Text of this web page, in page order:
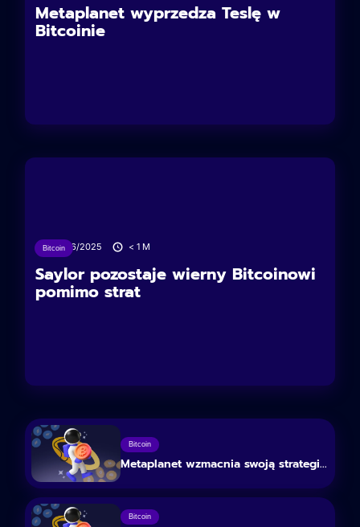
Metaplanet wyprzedza Teslę w
Bitcoinie
Bitcoin
23/06/2025 < 1 M
Saylor pozostaje wierny Bitcoinowi
pomimo strat
Bitcoin
Metaplanet wzmacnia swoją strategi...
Bitcoin